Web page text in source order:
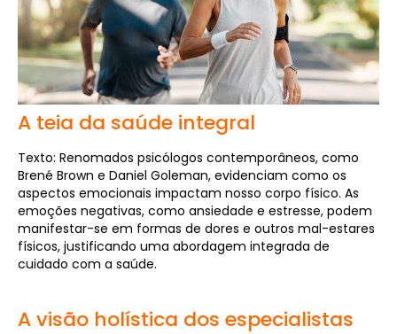
A teia da saúde integral
Texto: Renomados psicólogos contemporâneos, como
Brené Brown e Daniel Goleman, evidenciam como os
aspectos emocionais impactam nosso corpo físico. As
emoções negativas, como ansiedade e estresse, podem
manifestar-se em formas de dores e outros mal-estares
físicos, justificando uma abordagem integrada de
cuidado com a saúde.
A visão holística dos especialistas